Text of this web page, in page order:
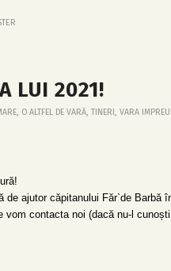
LUI 2021!
, O ALTFEL DE VARĂ, TINERI, VARA
de ajutor căpitanului Făr`de Barbă
contacta noi (dacă nu-l